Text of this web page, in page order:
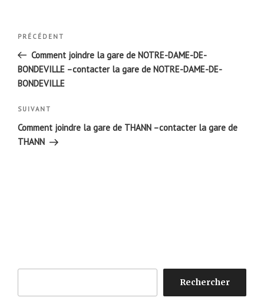
Navigation
l’article
Article
précédent
PRÉCÉDENT
Comment joindre la gare de NOTRE-DAME-DE-
BONDEVILLE –contacter la gare de NOTRE-DAME-DE-
BONDEVILLE
Article
suivant
SUIVANT
Comment joindre la gare de THANN –contacter la gare de
THANN
Rechercher